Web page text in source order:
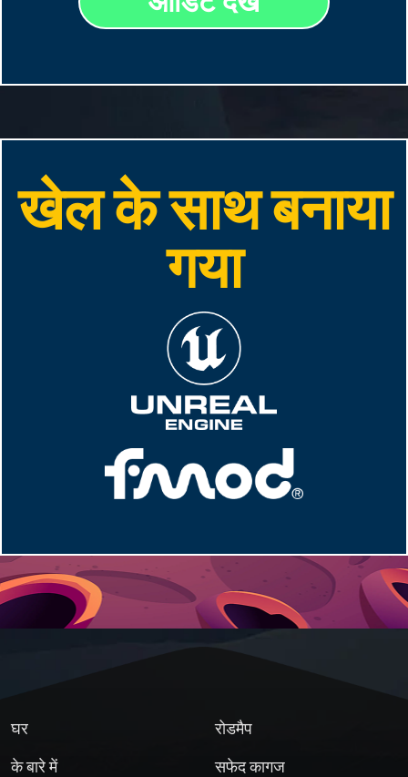
खेल के साथ बनाया
गया
घर
के बारे में
रोडमैप
सफेद कागज